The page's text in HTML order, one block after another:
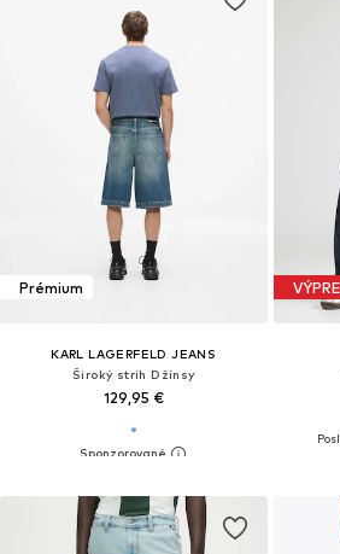
Prémium
KARL LAGERFELD JEANS
Široký strih Džínsy
129,95 €